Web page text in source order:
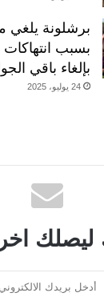
برشلونة يلغي
بسبب انتهاكات
بإلغاء باقي
24 يوليو، 2025
اخر